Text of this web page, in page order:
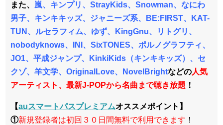
また、
嵐、キンプリ、StrayKids、Snowman、なにわ
男子、キンキキッズ、ジャニーズ系、BE:FIRST、KAT-
TUN、ルセラフィム、ゆず、KingGnu、リトグリ、
nobodyknows、INI、SixTONES、ポルノグラフティ、
JO1、平成ジャンプ、KinkiKids（キンキキッズ）、セ
クゾ、羊文学、OriginalLove、NovelBrightなどの人気
アーティスト、最新J-POPから名曲まで聴き放題 ！
【auスマートパスプレミアムオススメポイント】
①新規登録者は初回３０日間無料で利用できます ！